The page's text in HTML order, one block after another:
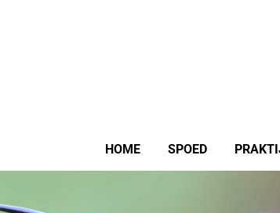
HOME SPOED